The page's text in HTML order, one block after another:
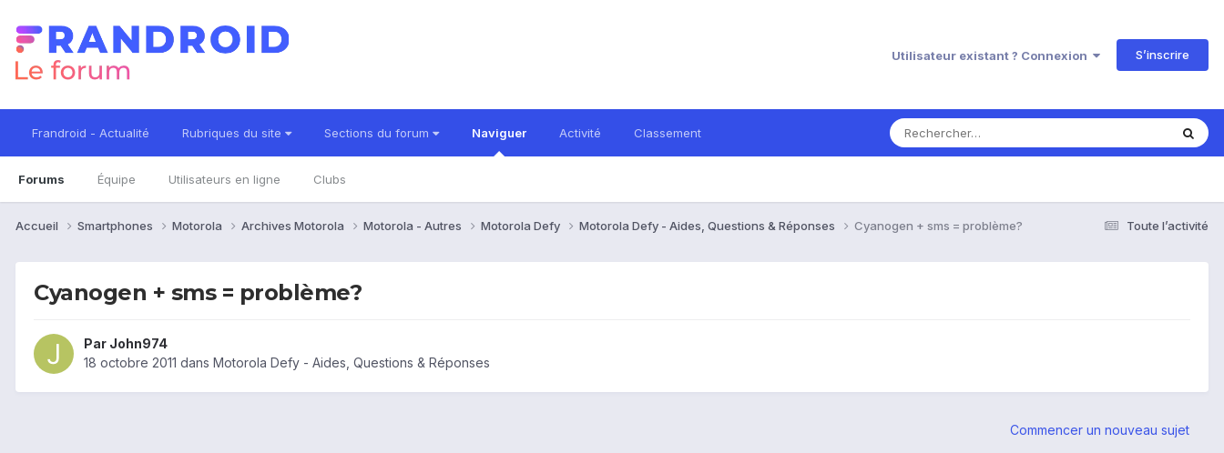
Utilisateur existant ? Connexion S’inscrire
Frandroid - Actualité Rubriques du site Sections du forum Naviguer
Forums Équipe Utilisateurs en ligne Clubs
Activité Classement
Toute l’activité
Accueil Smartphones Motorola Archives Motorola Motorola - Autres Motorola Defy Motorola Defy - Aides, Questions & Réponses Cyanogen + sms = problème?
Cyanogen + sms = problème?
Par John974
18 octobre 2011 dans Motorola Defy - Aides, Questions & Réponses
Commencer un nouveau sujet